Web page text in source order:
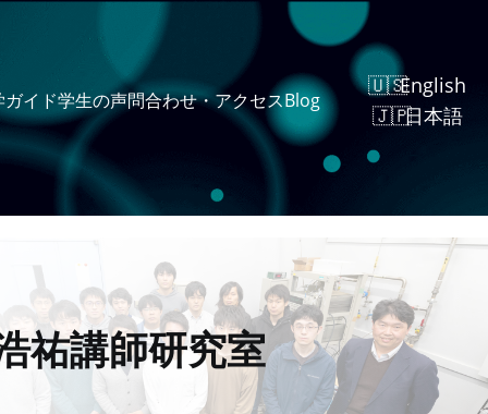
ガイド学生の声問合わせ・アクセスBlog
English
日本語
祐講師研究室